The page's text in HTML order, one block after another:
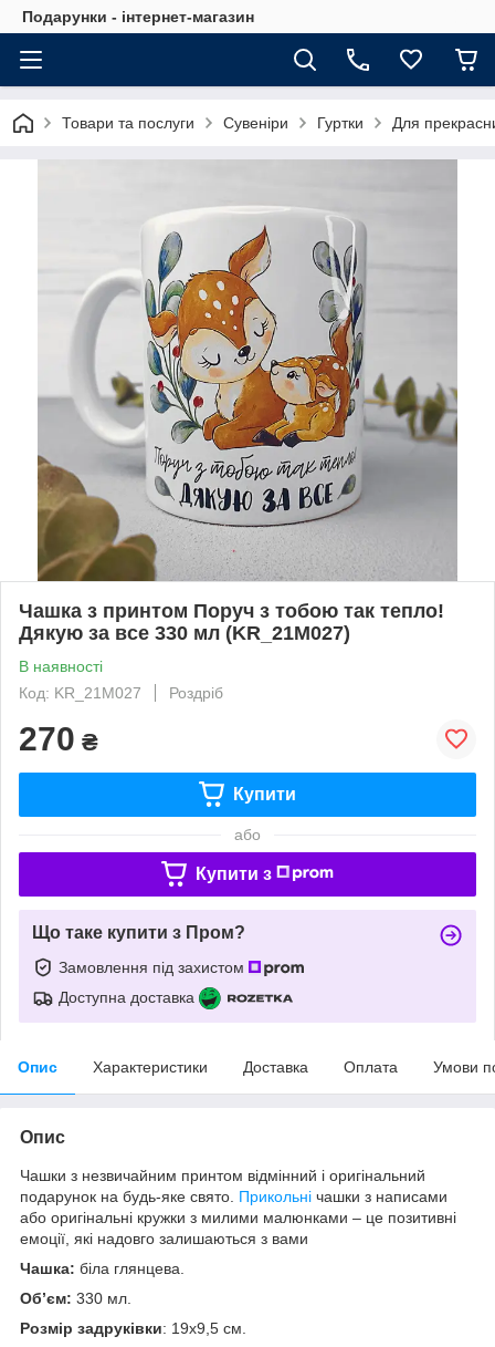
Подарунки - інтернет-магазин
Товари та послуги Сувеніри Гуртки Для
Чашка з принтом Поруч з тобою так тепло!
Дякую за все 330 мл (KR_21M027)
В наявності
Код: KR_21M027
Роздріб
270 ₴
Купити
або
Купити з
Що таке купити з Пром?
Замовлення під захистом
Доступна доставка
Опис Характеристики Доставка Оплата Умови
Опис
Чашки з незвичайним принтом відмінний і оригінальний
подарунок на будь-яке свято. Прикольні чашки з написами
або оригінальні кружки з милими малюнками – це позитивні
емоції, які надовго залишаються з вами
Чашка: біла глянцева.
Об’єм: 330 мл.
Розмір задруківки: 19x9,5 см.